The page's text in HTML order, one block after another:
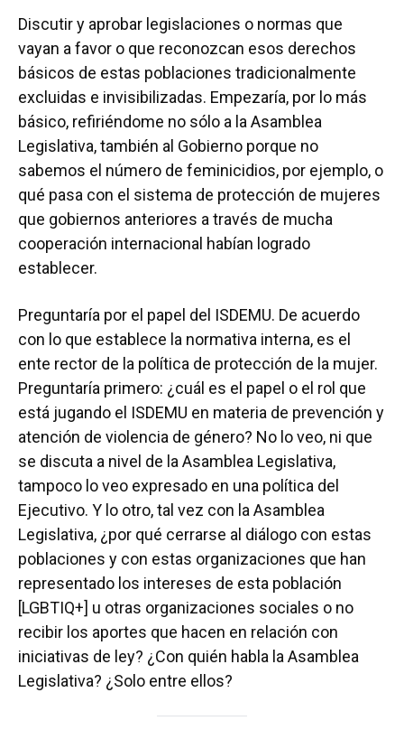
Discutir y aprobar legislaciones o normas que
vayan a favor o que reconozcan esos derechos
básicos de estas poblaciones tradicionalmente
excluidas e invisibilizadas. Empezaría, por lo más
básico, refiriéndome no sólo a la Asamblea
Legislativa, también al Gobierno porque no
sabemos el número de feminicidios, por ejemplo, o
qué pasa con el sistema de protección de mujeres
que gobiernos anteriores a través de mucha
cooperación internacional habían logrado
establecer.
Preguntaría por el papel del ISDEMU. De acuerdo
con lo que establece la normativa interna, es el
ente rector de la política de protección de la mujer.
Preguntaría primero: ¿cuál es el papel o el rol que
está jugando el ISDEMU en materia de prevención y
atención de violencia de género? No lo veo, ni que
se discuta a nivel de la Asamblea Legislativa,
tampoco lo veo expresado en una política del
Ejecutivo. Y lo otro, tal vez con la Asamblea
Legislativa, ¿por qué cerrarse al diálogo con estas
poblaciones y con estas organizaciones que han
representado los intereses de esta población
[LGBTIQ+] u otras organizaciones sociales o no
recibir los aportes que hacen en relación con
iniciativas de ley? ¿Con quién habla la Asamblea
Legislativa? ¿Solo entre ellos?